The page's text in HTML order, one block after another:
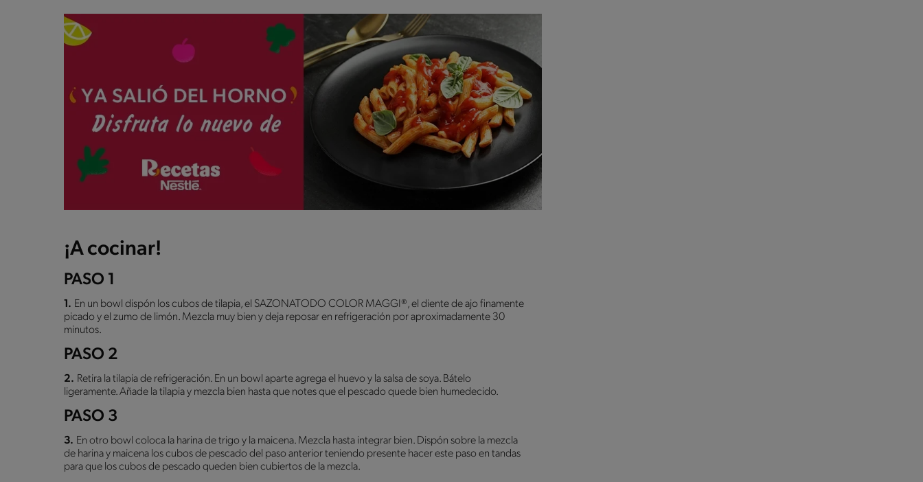
¡A cocinar!
PASO 1
1. En un bowl dispón los cubos de tilapia, el SAZONATODO COLOR MAGGI®, el diente de ajo finamente
picado y el zumo de limón. Mezcla muy bien y deja reposar en refrigeración por aproximadamente 30
minutos.
PASO 2
2. Retira la tilapia de refrigeración. En un bowl aparte agrega el huevo y la salsa de soya. Bátelo
ligeramente. Añade la tilapia y mezcla bien hasta que notes que el pescado quede bien humedecido.
PASO 3
3. En otro bowl coloca la harina de trigo y la maicena. Mezcla hasta integrar bien. Dispón sobre la mezcla
de harina y maicena los cubos de pescado del paso anterior teniendo presente hacer este paso en tandas
para que los cubos de pescado queden bien cubiertos de la mezcla.